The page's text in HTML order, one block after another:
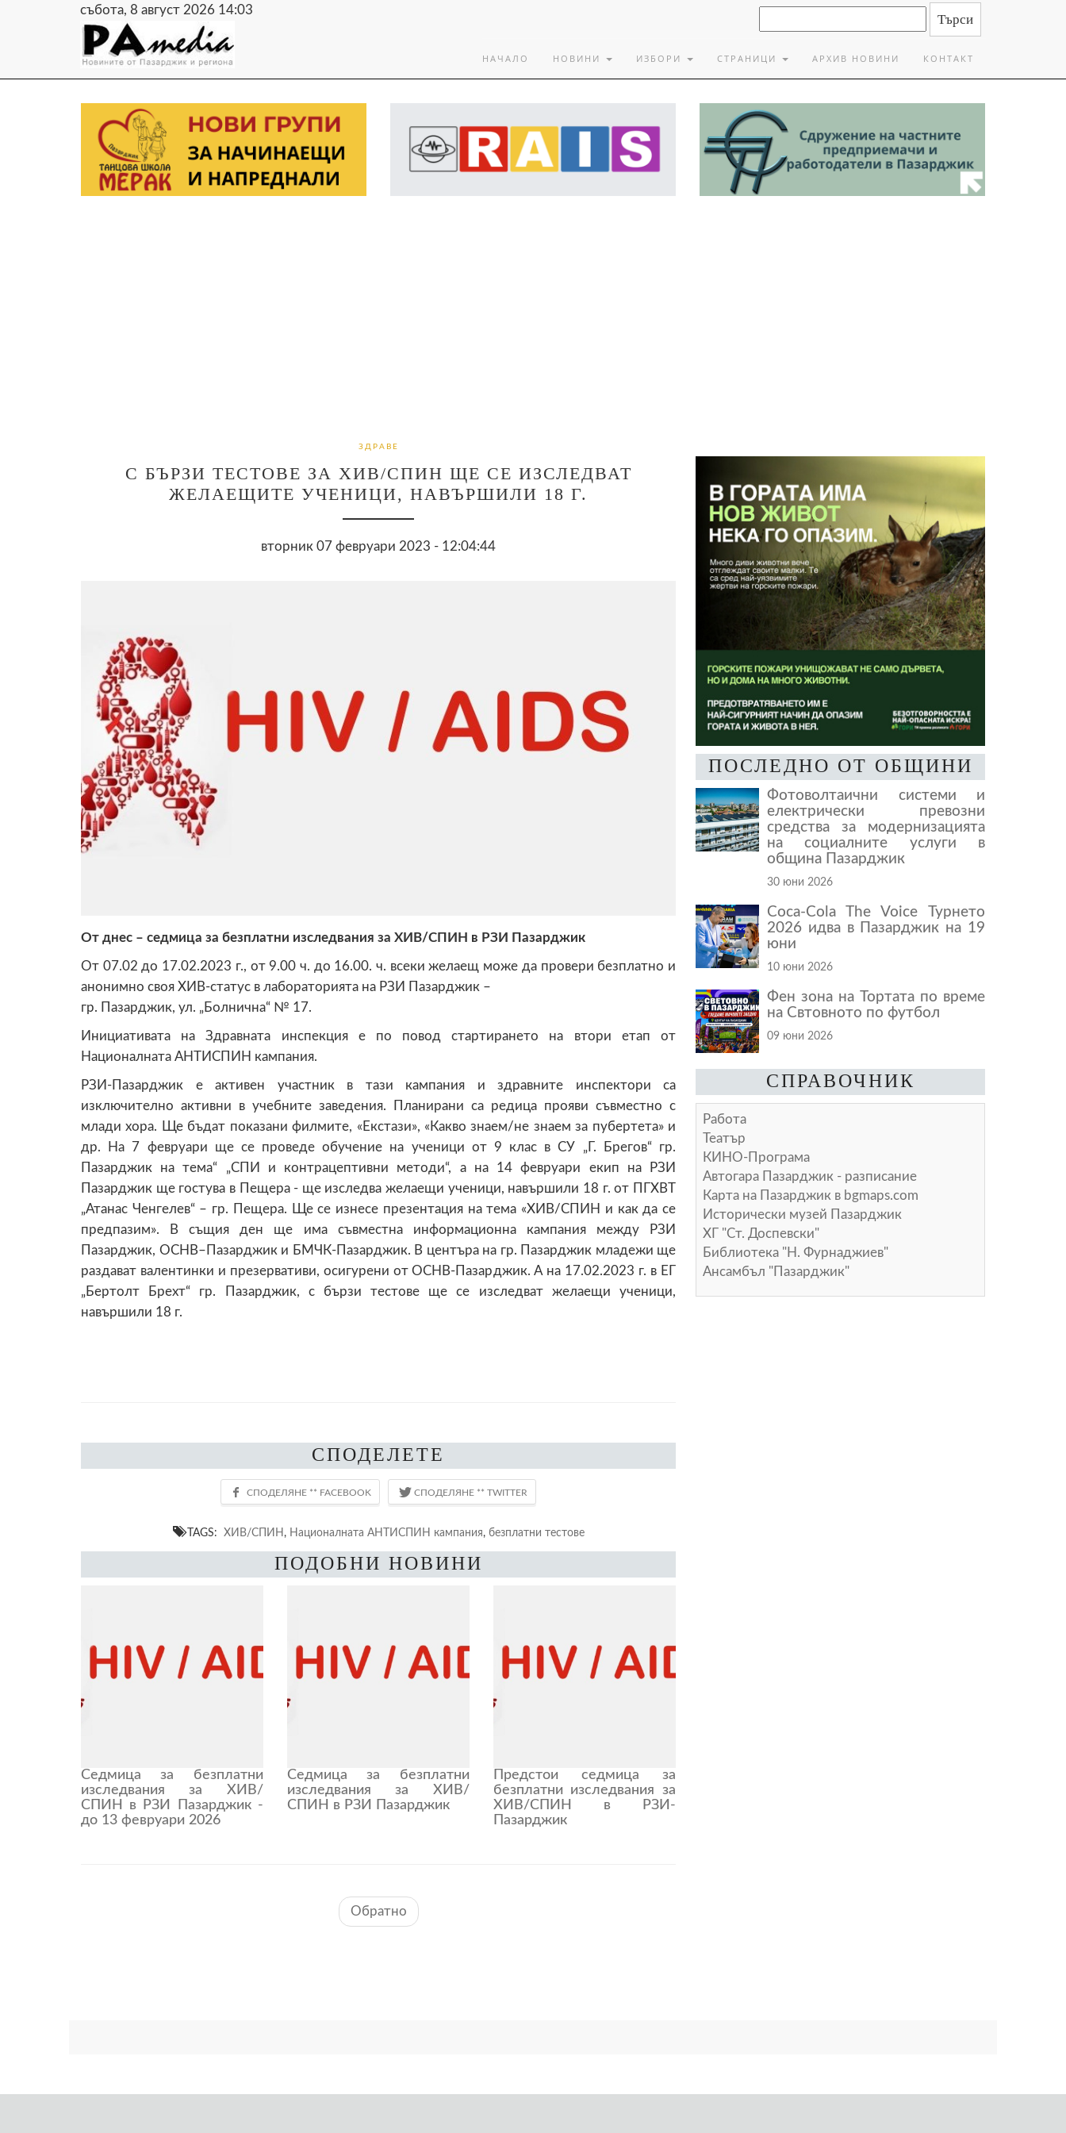
събота, 8 август 2026 14:03
НАЧАЛО НОВИНИ ИЗБОРИ СТРАНИЦИ АРХИВ НОВИНИ КОНТАКТ
ЗДРАВЕ
С БЪРЗИ ТЕСТОВЕ ЗА ХИВ/СПИН ЩЕ СЕ ИЗСЛЕДВАТ
ЖЕЛАЕЩИТЕ УЧЕНИЦИ, НАВЪРШИЛИ 18 Г.
вторник 07 февруари 2023 - 12:04:44
От днес – седмица за безплатни изследвания за ХИВ/СПИН в РЗИ Пазарджик
От 07.02 до 17.02.2023 г., от 9.00 ч. до 16.00. ч. всеки желаещ може да провери безплатно и
анонимно своя ХИВ-статус в лабораторията на РЗИ Пазарджик –
гр. Пазарджик, ул. „Болнична“ № 17.
Инициативата на Здравната инспекция е по повод стартирането на втори етап от
Националната АНТИСПИН кампания.
РЗИ-Пазарджик е активен участник в тази кампания и здравните инспектори са
изключително активни в учебните заведения. Планирани са редица прояви съвместно с
млади хора. Ще бъдат показани филмите, «Екстази», «Какво знаем/не знаем за пубертета» и
др. На 7 февруари ще се проведе обучение на ученици от 9 клас в СУ „Г. Брегов“ гр.
Пазарджик на тема“ „СПИ и контрацептивни методи“, а на 14 февруари екип на РЗИ
Пазарджик ще гостува в Пещера - ще изследва желаещи ученици, навършили 18 г. от ПГХВТ
„Атанас Ченгелев“ – гр. Пещера. Ще се изнесе презентация на тема «ХИВ/СПИН и как да се
предпазим». В същия ден ще има съвместна информационна кампания между РЗИ
Пазарджик, ОСНВ–Пазарджик и БМЧК-Пазарджик. В центъра на гр. Пазарджик младежи ще
раздават валентинки и презервативи, осигурени от ОСНВ-Пазарджик. А на 17.02.2023 г. в ЕГ
„Бертолт Брехт“ гр. Пазарджик, с бързи тестове ще се изследват желаещи ученици,
навършили 18 г.
СПОДЕЛЕТЕ
TAGS: ХИВ/СПИН , Националната АНТИСПИН кампания, безплатни тестове
ПОДОБНИ НОВИНИ
Седмица за безплатни
изследвания за ХИВ/
СПИН в РЗИ Пазарджик -
до 13 февруари 2026
Седмица за безплатни
изследвания за ХИВ/
СПИН в РЗИ Пазарджик
Предстои седмица за
безплатни изследвания за
ХИВ/СПИН в РЗИ-
Пазарджик
Обратно
ПОСЛЕДНО ОТ ОБЩИНИ
Фотоволтаични системи и
електрически превозни
средства за модернизацията
на социалните услуги в
община Пазарджик
30 юни 2026
Coca-Cola The Voice Турнето
2026 идва в Пазарджик на 19
юни
10 юни 2026
Фен зона на Тортата по време
на Свтовното по футбол
09 юни 2026
СПРАВОЧНИК
Работа
Театър
КИНО-Програма
Автогара Пазарджик - разписание
Карта на Пазарджик в bgmaps.com
Исторически музей Пазарджик
ХГ "Ст. Доспевски"
Библиотека "Н. Фурнаджиев"
Ансамбъл "Пазарджик"